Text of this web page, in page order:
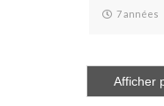
7 années
Afficher